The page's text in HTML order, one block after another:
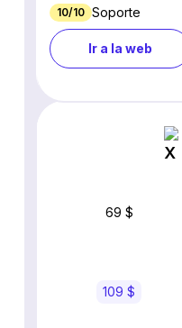
10/10 Soporte
Ir a la web
69 $
109 $